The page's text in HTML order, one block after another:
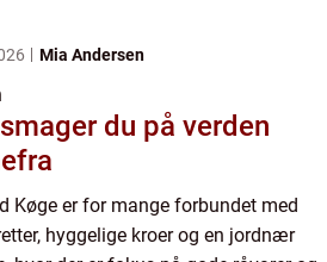
... Mia Andersen
du på verden
Køge er for mange forbundet med
hyggelige kroer og en jordnær